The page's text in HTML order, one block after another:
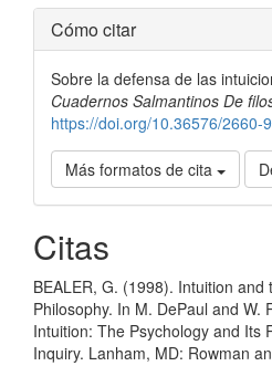
Detalles
del
artículo
Cómo citar
Sobre la defensa de las
Cuadernos Salmantinos De
https://doi.org/10.36576/2660-
Más formatos de cita
Citas
BEALER, G. (1998). Intuition and
Philosophy. In M. DePaul and W.
Intuition: The Psychology and Its
Inquiry. Lanham, MD: Rowman